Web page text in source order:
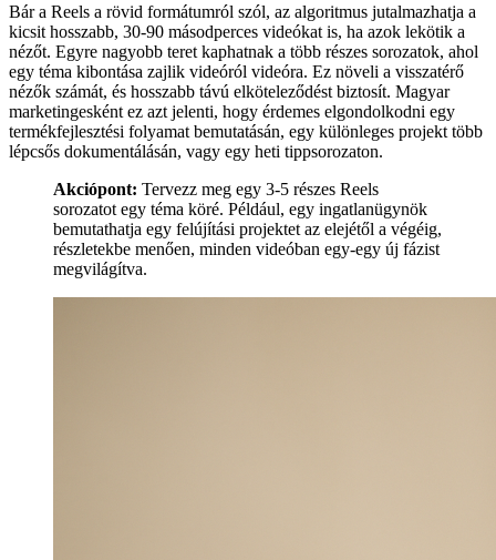
Bár a Reels a rövid formátumról szól, az algoritmus jutalmazhatja a
kicsit hosszabb, 30-90 másodperces videókat is, ha azok lekötik a
nézőt. Egyre nagyobb teret kaphatnak a több részes sorozatok, ahol
egy téma kibontása zajlik videóról videóra. Ez növeli a visszatérő
nézők számát, és hosszabb távú elköteleződést biztosít. Magyar
marketingesként ez azt jelenti, hogy érdemes elgondolkodni egy
termékfejlesztési folyamat bemutatásán, egy különleges projekt több
lépcsős dokumentálásán, vagy egy heti tippsorozaton.
Akciópont: Tervezz meg egy 3-5 részes Reels
sorozatot egy téma köré. Például, egy ingatlanügynök
bemutathatja egy felújítási projektet az elejétől a végéig,
részletekbe menően, minden videóban egy-egy új fázist
megvilágítva.